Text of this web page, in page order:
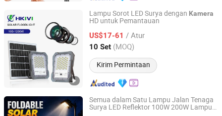
Lampu Sorot LED Surya dengan Kamera
HD untuk Pemantauan
US$17-61 / Atur
10 Set (MOQ)
Kirim Permintaan
Sichuan Roncy Technology Co., Ltd.
Sichuan, China Harga mulai 2025
Semua dalam Satu Lampu Jalan Tenaga
Surya LED Reflektor 100W 200W Lampu
Sichuan Roncy Technology Co., Ltd.